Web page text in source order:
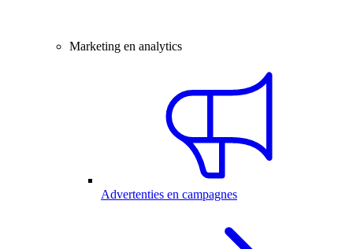
Marketing en analytics
Advertenties en campagnes